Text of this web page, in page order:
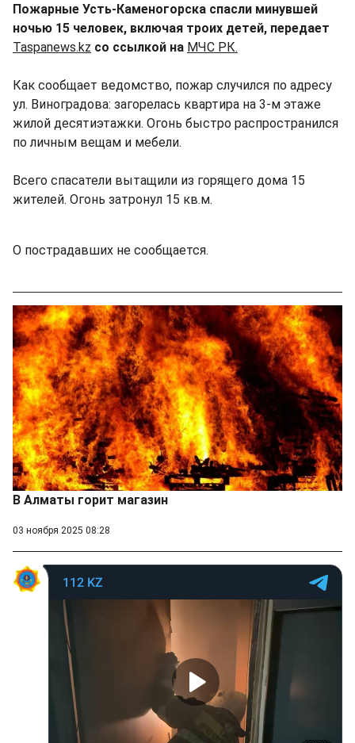
Пожарные Усть-Каменогорска спасли минувшей
ночью 15 человек, включая троих детей, передает
Taspanews.kz со ссылкой на МЧС РК.
Как сообщает ведомство, пожар случился по адресу
ул. Виноградова: загорелась квартира на 3-м этаже
жилой десятиэтажки. Огонь быстро распространился
по личным вещам и мебели.
Всего спасатели вытащили из горящего дома 15
жителей. Огонь затронул 15 кв.м.
О пострадавших не сообщается.
В Алматы горит магазин
03 ноября 2025 08:28